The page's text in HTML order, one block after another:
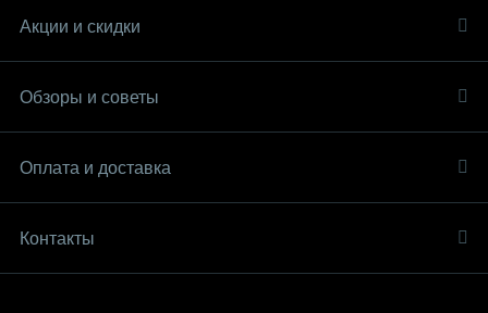
Акции и скидки
Обзоры и советы
Оплата и доставка
Контакты